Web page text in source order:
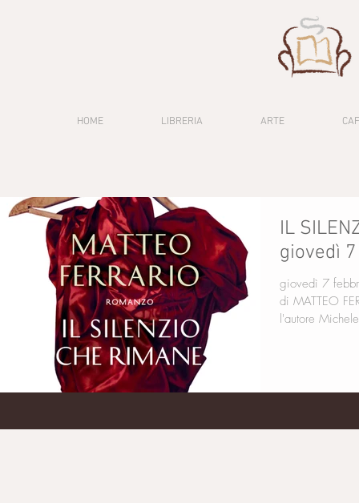
HOME LIBRERIA ARTE
IL
giovedì
giovedì 7 febbraio ore 19 IL
di MATTEO FERRARIO Harper
l'autore